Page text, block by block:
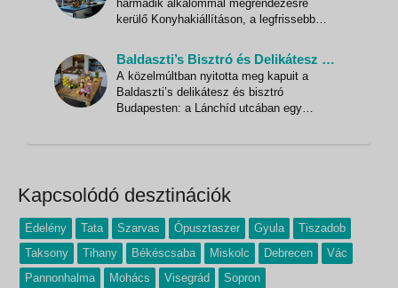
Olimpiára. Az Utazás
harmadik alkalommal megrendezésre
kerülő Konyhakiállításon, a legfrissebb
megismerkedhetnek a Vista legújabb
gasztrotúra kínálatával is. A konyha ablak
egy különleges világra, vagy nem is…
inkább egy ajtó, amelyen, ha belépünk,
máris j
Baldaszti’s Bisztró és Delikátesz – a legújabb gasztrohely Budapesten
A közelmúltban nyitotta meg kapuit a
Baldaszti’s delikátesz és bisztró
Budapesten: a Lánchíd utcában egy
Péter üzletember nevét viseli, családi
vállalk
Kapcsolódó desztinációk
Edelény Tata Szarvas Ópusztaszer Gyula
Tiszadob
Taksony
Tihany Békéscsaba Miskolc Debrecen
Vác
Pannonhalma
Mohács Visegrád Sopron